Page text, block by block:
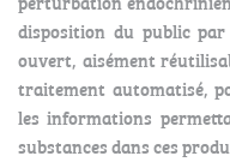
disposition du public
ouvert, aisément
traitement automatisé,
les informations
substances dans ces